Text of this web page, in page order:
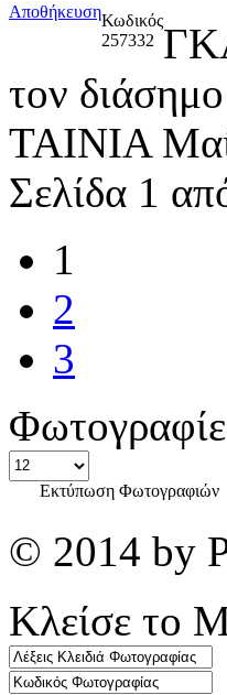
ΑποθήκευσηΚωδικός
257332
τον
ΤΑΙΝΙΑ
Σελίδα 1
1
2
3
Εκτύπωση Φωτογραφιών
© 2014 by
Κλείσε το